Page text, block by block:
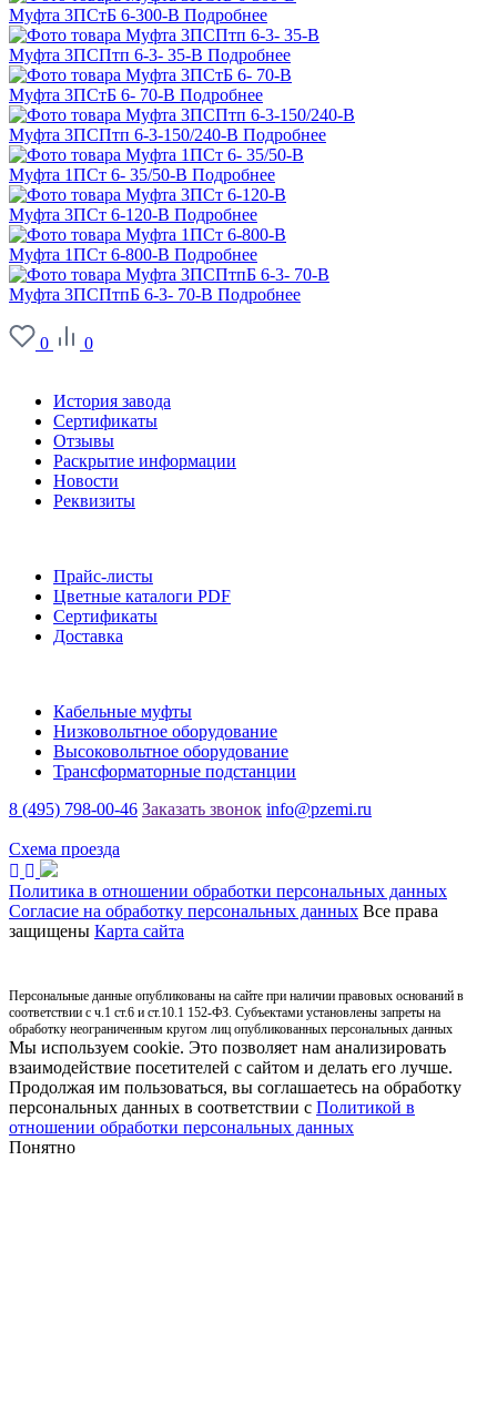
Муфта 3ПСтБ 6-300-В Подробнее
Муфта 3ПСПтп 6-3- 35-В Подробнее
Муфта 3ПСтБ 6- 70-В Подробнее
Муфта 3ПСПтп 6-3-150/240-В Подробнее
Муфта 1ПСт 6- 35/50-В Подробнее
Муфта 3ПСт 6-120-В Подробнее
Муфта 1ПСт 6-800-В Подробнее
Муфта 3ПСПтпБ 6-3- 70-В Подробнее
0
0
История завода
Сертификаты
Отзывы
Раскрытие информации
Новости
Реквизиты
Прайс-листы
Цветные каталоги PDF
Сертификаты
Доставка
Кабельные муфты
Низковольтное оборудование
Высоковольтное оборудование
Трансформаторные подстанции
8 (495) 798-00-46 Заказать звонок info@pzemi.ru
Схема проезда
Политика в отношении обработки персональных данных
Согласие на обработку персональных данных Все права
защищены Карта сайта
Персональные данные опубликованы на сайте при наличии правовых оснований в
соответствии с ч.1 ст.6 и ст.10.1 152-ФЗ. Субъектами установлены запреты на
обработку неограниченным кругом лиц опубликованных персональных данных
Мы используем cookie. Это позволяет нам анализировать
взаимодействие посетителей с сайтом и делать его лучше.
Продолжая им пользоваться, вы соглашаетесь на обработку
персональных данных в соответствии с Политикой в
отношении обработки персональных данных
Понятно